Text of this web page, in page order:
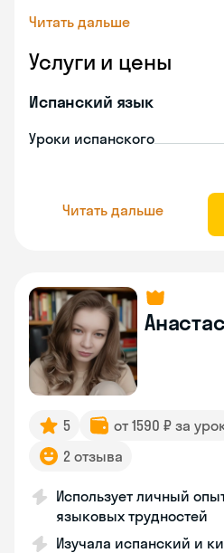
Читать дальше
Услуги и цены
Испанский язык
Уроки испанского
Читать дальше
5 от 1590 ₽ за
2 отзыва
Использует личный
языковых трудностей
Изучала испанский и